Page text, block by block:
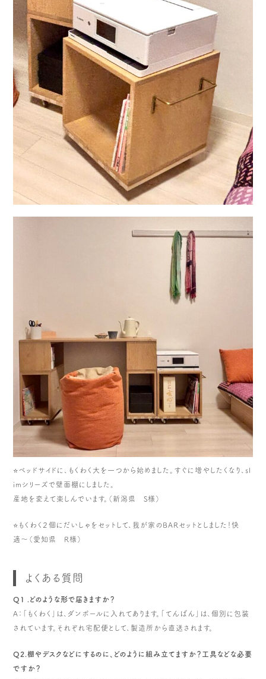
⭐️ベッドサイドに、もくわく大を一つから始めました。すぐに増やしたくなり、sl
imシリーズで壁面棚にしました。
産地を変えて楽しんでいます。（新潟県 S様）
⭐️もくわく２個にだいしゃをセットして、我が家のBARセットとしました！快
適〜（愛知県 R様）
よくある質問
Q1 .どのような形で届きますか？
A：「もくわく」は、ダンボールに入れてあります。「てんばん」は、個別に包装
されています。それぞれ宅配便として、製造所から直送されます。
Q2.棚やデスクなどにするのに、どのように組み立てますか？工具などな必要
ですか？